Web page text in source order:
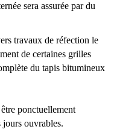
sera assurée par du
travaux de réfection le
de certaines grilles
du tapis bitumineux
ponctuellement
jours ouvrables.